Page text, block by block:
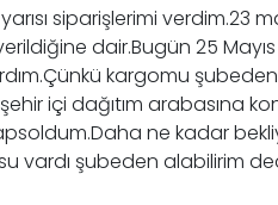
siparişlerimi verdim.23
dair.Bugün 25
kargomu
içi dağıtım arabasına
ne kadar
vardı şubeden alabilirim